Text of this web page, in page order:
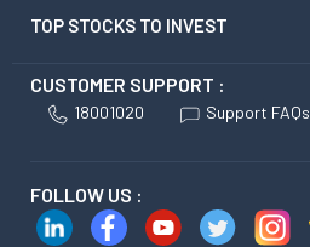
TOP STOCKS TO INVEST
CUSTOMER SUPPORT :
18001020 Support FAQs
FOLLOW US :